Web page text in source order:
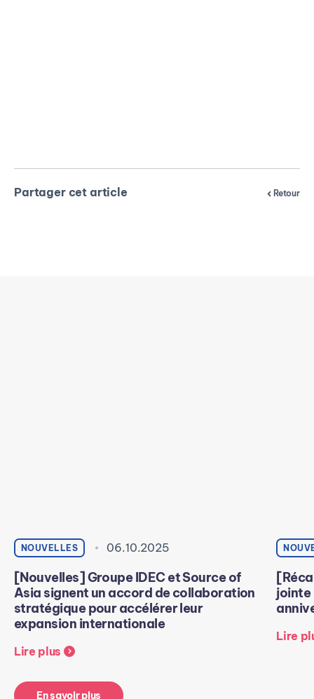
Partager cet article Retour
NOUVELLES 06.10.2025
[Nouvelles] Groupe IDEC et Source of
Asia signent un accord de collaboration
stratégique pour accélérer leur
expansion internationale
Lire plus
jointe
Lire
En savoir plus